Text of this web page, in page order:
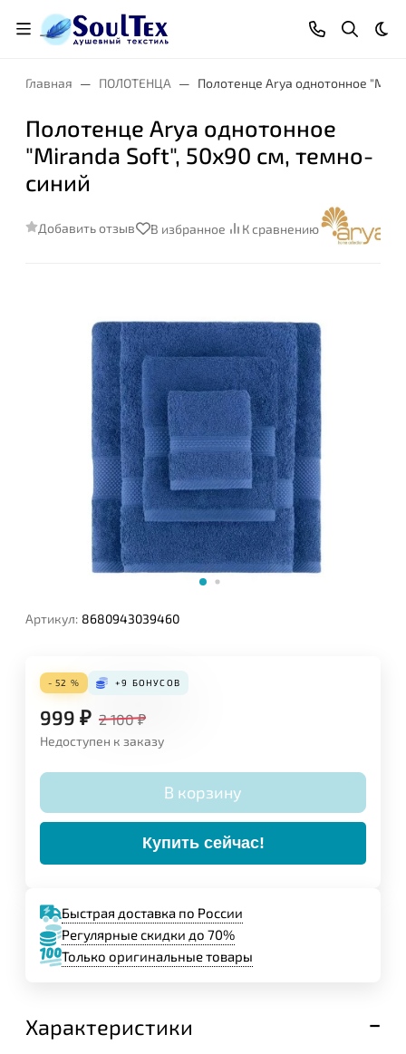
Главная ПОЛОТЕНЦА Полотенце Arya однотонное
Полотенце Arya однотонное
"Miranda Soft", 50x90 см, темно-
синий
Добавить отзыв В избранное К сравнению
Артикул: 8680943039460
- 52 % +9 БОНУСОВ
999 ₽ 2 100 ₽
Недоступен к заказу
В корзину
Купить сейчас!
Быстрая доставка по России
Регулярные скидки до 70%
Только оригинальные товары
Характеристики